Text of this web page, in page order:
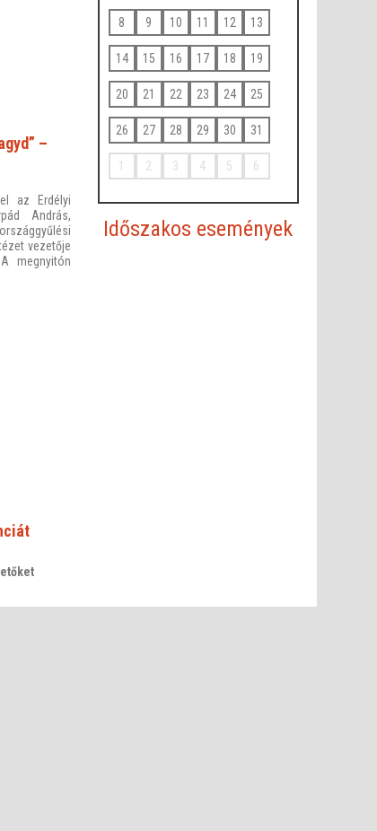
–
az Erdélyi
András,
vezetője
megnyitón
8 9 10 11 12 13
14 15 16 17 18 19
20 21 22 23 24 25
26 27 28 29 30 31
1 2 3 4 5 6
Időszakos események